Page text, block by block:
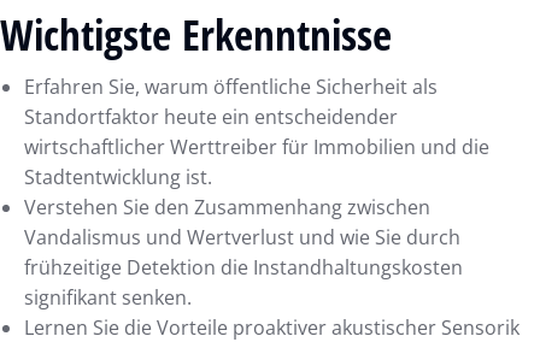
Wichtigste Erkenntnisse
Erfahren Sie, warum öffentliche Sicherheit als
Standortfaktor heute ein entscheidender
wirtschaftlicher Werttreiber für Immobilien und die
Stadtentwicklung ist.
Verstehen Sie den Zusammenhang zwischen
Vandalismus und Wertverlust und wie Sie durch
frühzeitige Detektion die Instandhaltungskosten
signifikant senken.
Lernen Sie die Vorteile proaktiver akustischer Sensorik